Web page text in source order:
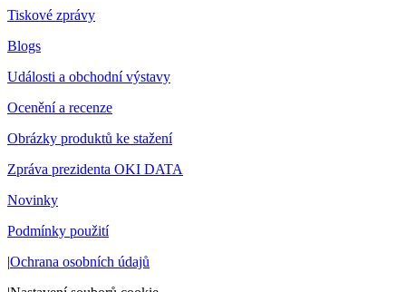
Tiskové zprávy
Blogs
Události a obchodní výstavy
Ocenění a recenze
Obrázky produktů ke stažení
Zpráva prezidenta OKI DATA
Novinky
Podmínky použití
|Ochrana osobních údajů